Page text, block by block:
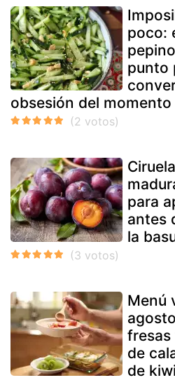
poco:
punto
obsesión del momento
para
antes
la
Menú
fresas
de
de kiwi